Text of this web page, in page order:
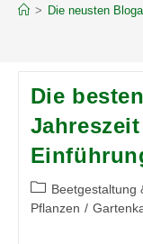
> Die neusten
Die
Beitrags-
Kategorie:
Beetgestaltung
Pflanzen /